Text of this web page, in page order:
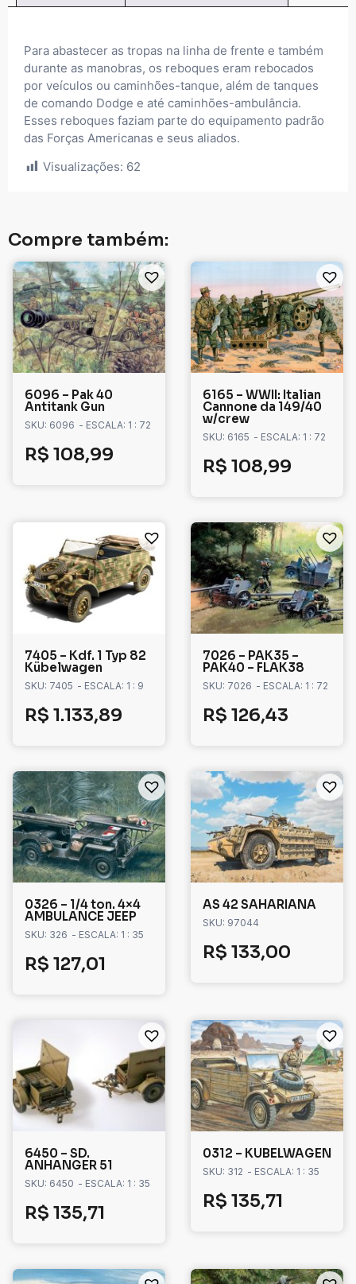
Para abastecer as tropas na linha de frente e também
durante as manobras, os reboques eram rebocados
por veículos ou caminhões-tanque, além de tanques
de comando Dodge e até caminhões-ambulância.
Esses reboques faziam parte do equipamento padrão
das Forças Americanas e seus aliados.
Visualizações: 62
Compre também:
6096 – Pak 40
Antitank Gun
SKU: 6096 - ESCALA: 1 : 72
R$ 108,99
6165 – WWII: Italian
Cannone da 149/40
w/crew
SKU: 6165 - ESCALA: 1 : 72
R$ 108,99
7405 – Kdf. 1 Typ 82
Kübelwagen
SKU: 7405 - ESCALA: 1 : 9
R$ 1.133,89
7026 – PAK35 –
PAK40 – FLAK38
SKU: 7026 - ESCALA: 1 : 72
R$ 126,43
0326 – 1/4 ton. 4×4
AMBULANCE JEEP
SKU: 326 - ESCALA: 1 : 35
R$ 127,01
AS 42 SAHARIANA
SKU: 97044
R$ 133,00
6450 – SD.
ANHANGER 51
SKU: 6450 - ESCALA: 1 : 35
R$ 135,71
0312 – KUBELWAGEN
SKU: 312 - ESCALA: 1 : 35
R$ 135,71